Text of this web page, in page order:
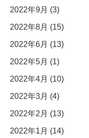
2022年9月 (3)
2022年8月 (15)
2022年6月 (13)
2022年5月 (1)
2022年4月 (10)
2022年3月 (4)
2022年2月 (13)
2022年1月 (14)